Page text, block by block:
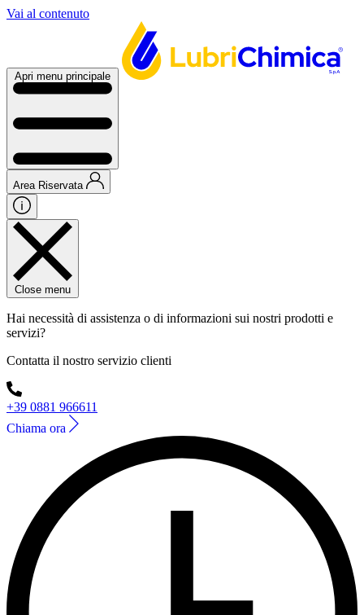
Vai al contenuto
Apri menu principale
Area Riservata
Close menu
Hai necessità di assistenza o di informazioni sui nostri prodotti e
servizi?
Contatta il nostro servizio clienti
+39 0881 966611
Chiama ora